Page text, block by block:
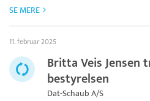
SE MERE
11. februar 2025
Britta Veis
bestyrelsen
Dat-Schaub A/S